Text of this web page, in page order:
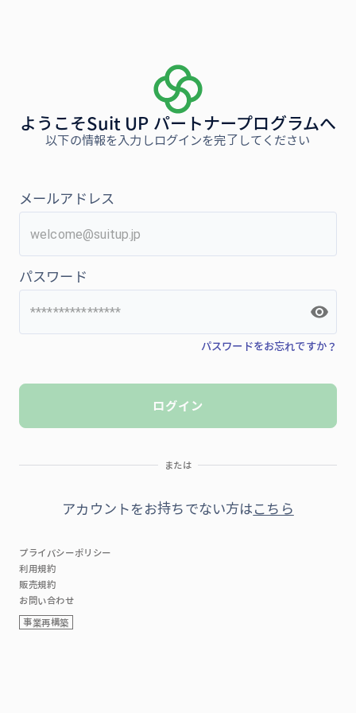
ようこそSuit UP パートナープログラムへ
以下の情報を入力しログインを完了してください
メールアドレス
パスワード
パスワードをお忘れですか？
ログイン
または
アカウントをお持ちでない方は こちら
プライバシーポリシー
利用規約
販売規約
お問い合わせ
事業再構築